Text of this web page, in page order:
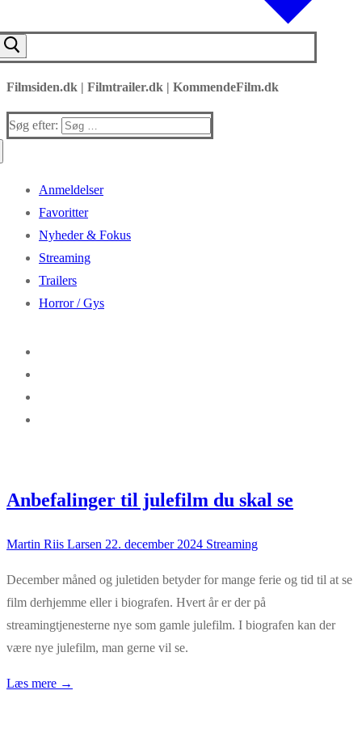
Filmsiden.dk | Filmtrailer.dk | KommendeFilm.dk
Søg efter:
Anmeldelser
Favoritter
Nyheder & Fokus
Streaming
Trailers
Horror / Gys
Anbefalinger til julefilm du skal se
Martin Riis Larsen 22. december 2024 Streaming
December måned og juletiden betyder for mange ferie og tid til at se
film derhjemme eller i biografen. Hvert år er der på
streamingtjenesterne nye som gamle julefilm. I biografen kan der
være nye julefilm, man gerne vil se.
Læs mere →